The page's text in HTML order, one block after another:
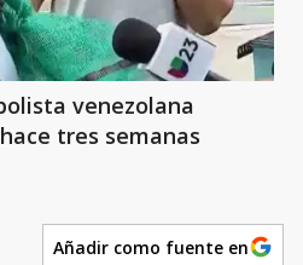
venezolana
tres semanas
Añadir como fuente en